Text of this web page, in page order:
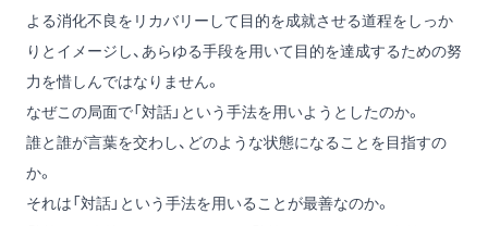
よる消化不良をリカバリーして目的を成就させる道程をしっか
りとイメージし、あらゆる手段を用いて目的を達成するための努
力を惜しんではなりません。
なぜこの局面で「対話」という手法を用いようとしたのか。
誰と誰が言葉を交わし、どのような状態になることを目指すの
か。
それは「対話」という手法を用いることが最善なのか。